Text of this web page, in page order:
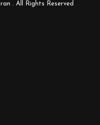
. All Rights Reserved